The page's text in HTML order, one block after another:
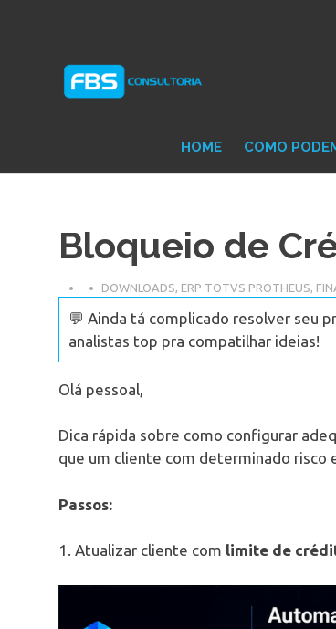
Protheus
TOTVS
HOME COMO
Bloqueio de
DOWNLOADS ERP TOTVS PROTHEUS
💬 Ainda tá complicado resolver seu
analistas top pra compatilhar ideias!
Olá pessoal,
Dica rápida sobre como configurar
que um cliente com determinado risco
Passos:
1. Atualizar cliente com limite de